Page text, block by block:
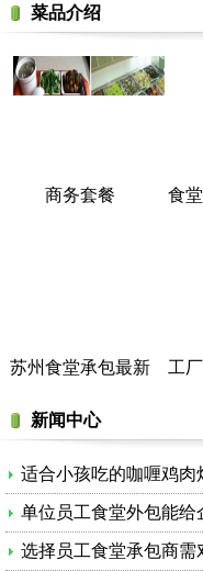
菜品介绍
商务套餐 食
苏州食堂承包最新
工
新闻中心
适合小孩吃的咖喱鸡肉
单位员工食堂外包能给
选择员工食堂承包商需